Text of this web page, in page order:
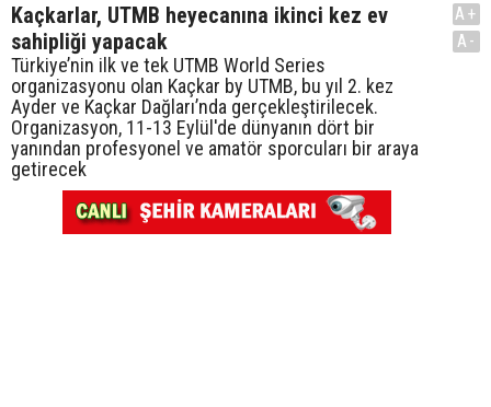
Kaçkarlar, UTMB heyecanına ikinci kez ev
sahipliği yapacak
Türkiye’nin ilk ve tek UTMB World Series
organizasyonu olan Kaçkar by UTMB, bu yıl 2. kez
Ayder ve Kaçkar Dağları’nda gerçekleştirilecek.
Organizasyon, 11-13 Eylül'de dünyanın dört bir
yanından profesyonel ve amatör sporcuları bir araya
getirecek
A+
A-